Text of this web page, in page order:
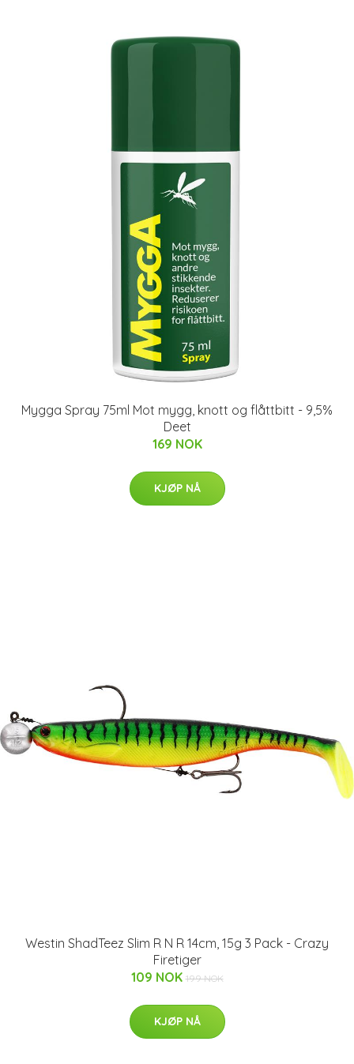
Mygga Spray 75ml Mot mygg, knott og flåttbitt - 9,5%
Deet
169 NOK
KJØP NÅ
Westin ShadTeez Slim R N R 14cm, 15g 3 Pack - Crazy
Firetiger
109 NOK 199 NOK
KJØP NÅ